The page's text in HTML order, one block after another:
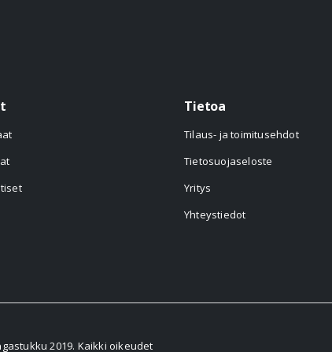
Tietoa
Tilaus- ja toimitusehdot
Tietosuojaseloste
Yritys
Yhteystiedot
2019. Kaikki oikeudet